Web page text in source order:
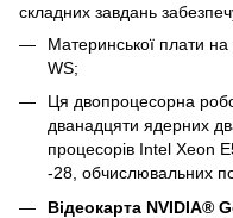
складних завдань
Материнської плати на
WS;
Ця двопроцесорна
дванадцяти ядерних
процесорів Intel Xeon
-28, обчислювальних
Відеокарта NVIDIA®